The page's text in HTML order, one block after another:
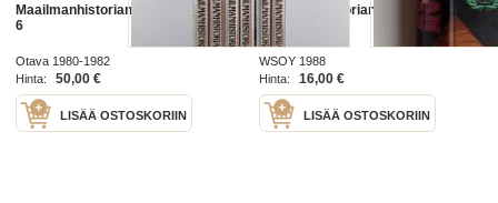
Maailmanhistorian käännekohtia 1-
6
Otava 1980-1982
Hinta:
50,00 €
LISÄÄ OSTOSKORIIN
Maailmanhistorian pikkujättiläinen
WSOY 1988
Hinta:
16,00 €
LISÄÄ OSTOSKORIIN